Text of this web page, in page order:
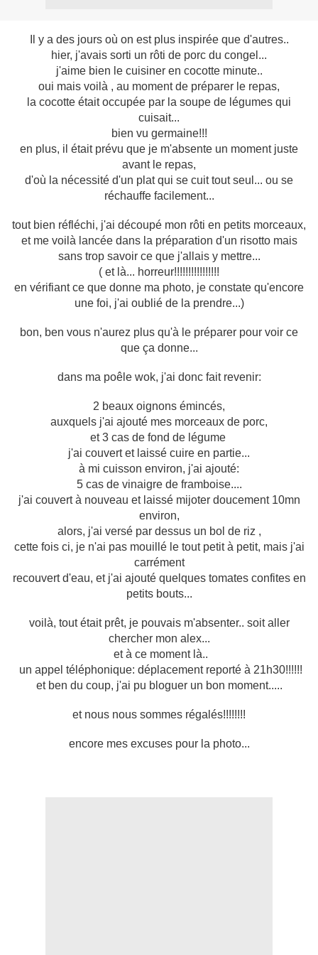
Il y a des jours où on est plus inspirée que d'autres..
hier, j'avais sorti un rôti de porc du congel...
j'aime bien le cuisiner en cocotte minute..
oui mais voilà , au moment de préparer le repas,
la cocotte était occupée par la soupe de légumes qui
cuisait...
bien vu germaine!!!
en plus, il était prévu que je m'absente un moment juste
avant le repas,
d'où la nécessité d'un plat qui se cuit tout seul... ou se
réchauffe facilement...
tout bien réfléchi, j'ai découpé mon rôti en petits morceaux,
et me voilà lancée dans la préparation d'un risotto mais
sans trop savoir ce que j'allais y mettre...
( et là... horreur!!!!!!!!!!!!!!!!
en vérifiant ce que donne ma photo, je constate qu'encore
une foi, j'ai oublié de la prendre...)
bon, ben vous n'aurez plus qu'à le préparer pour voir ce
que ça donne...
dans ma poêle wok, j'ai donc fait revenir:
2 beaux oignons émincés,
auxquels j'ai ajouté mes morceaux de porc,
et 3 cas de fond de légume
j'ai couvert et laissé cuire en partie...
à mi cuisson environ, j'ai ajouté:
5 cas de vinaigre de framboise....
j'ai couvert à nouveau et laissé mijoter doucement 10mn
environ,
alors, j'ai versé par dessus un bol de riz ,
cette fois ci, je n'ai pas mouillé le tout petit à petit, mais j'ai
carrément
recouvert d'eau, et j'ai ajouté quelques tomates confites en
petits bouts...
voilà, tout était prêt, je pouvais m'absenter.. soit aller
chercher mon alex...
et à ce moment là..
un appel téléphonique: déplacement reporté à 21h30!!!!!!
et ben du coup, j'ai pu bloguer un bon moment.....
et nous nous sommes régalés!!!!!!!!
encore mes excuses pour la photo...